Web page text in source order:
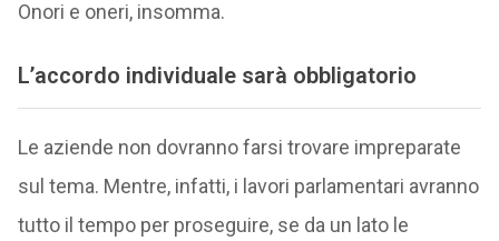
Onori e oneri, insomma.
L’accordo individuale sarà obbligatorio
Le aziende non dovranno farsi trovare impreparate
sul tema. Mentre, infatti, i lavori parlamentari avranno
tutto il tempo per proseguire, se da un lato le